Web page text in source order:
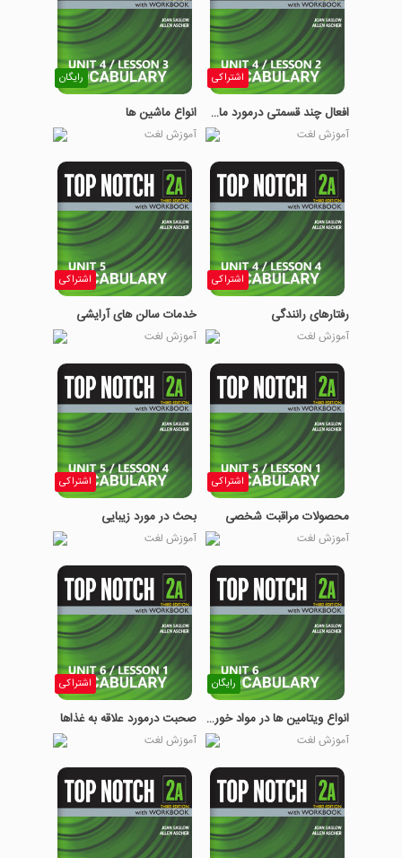
اشتراکی
افعال چند قسمتی درمورد ماشین
آموزش لغت
رایگان
انواع ماشین ها
آموزش لغت
اشتراکی
رفتارهای رانندگی
آموزش لغت
اشتراکی
خدمات سالن های آرایشی
آموزش لغت
اشتراکی
محصولات مراقبت شخصی
آموزش لغت
اشتراکی
بحث در مورد زیبایی
آموزش لغت
رایگان
انواع ویتامین ها در مواد خوراکی
آموزش لغت
اشتراکی
صحبت درمورد علاقه به غذاها
آموزش لغت